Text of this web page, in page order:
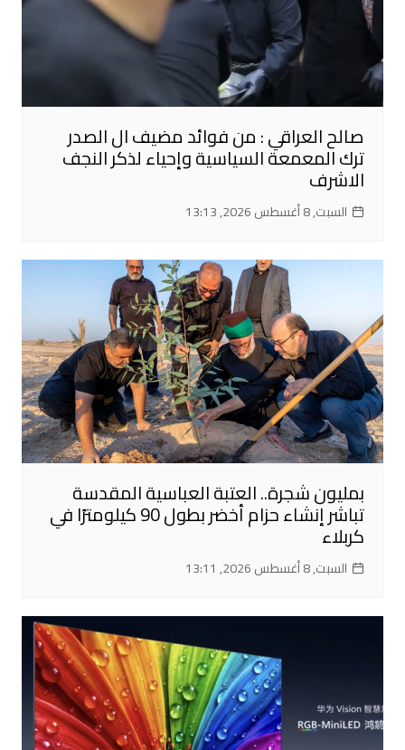
صالح العراقي : من فوائد مضيف ال الصدر
ترك المعمعة السياسية وإحياء لذكر النجف
الاشرف
السبت, 8 أغسطس 2026, 13:13
بمليون شجرة.. العتبة العباسية المقدسة
تباشر إنشاء حزام أخضر بطول 90 كيلومترًا في
كربلاء
السبت, 8 أغسطس 2026, 13:11